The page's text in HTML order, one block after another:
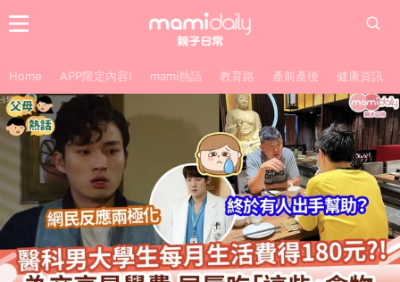
Home APP限定內容! mami熱話 教育路 產前產後 健康資訊